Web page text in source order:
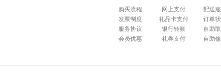
购买流程
发票制度
服务协议
会员优惠
网上支付
礼品卡支付
银行转账
礼券支付
配送
订单
自助
自助